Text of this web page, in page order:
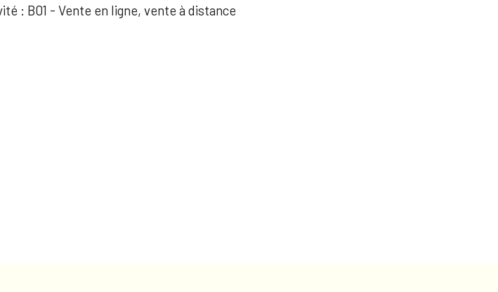
: B01 - Vente en ligne, vente à distance